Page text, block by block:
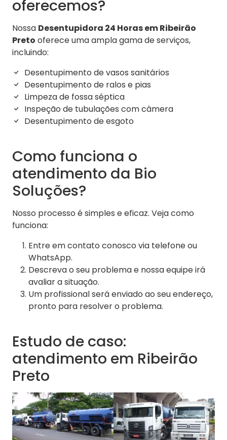
oferecemos?
Nossa Desentupidora 24 Horas em Ribeirão
Preto oferece uma ampla gama de serviços,
incluindo:
Desentupimento de vasos sanitários
Desentupimento de ralos e pias
Limpeza de fossa séptica
Inspeção de tubulações com câmera
Desentupimento de esgoto
Como funciona o
atendimento da Bio
Soluções?
Nosso processo é simples e eficaz. Veja como
funciona:
Entre em contato conosco via telefone ou
WhatsApp.
Descreva o seu problema e nossa equipe irá
avaliar a situação.
Um profissional será enviado ao seu endereço,
pronto para resolver o problema.
Estudo de caso:
atendimento em Ribeirão
Preto